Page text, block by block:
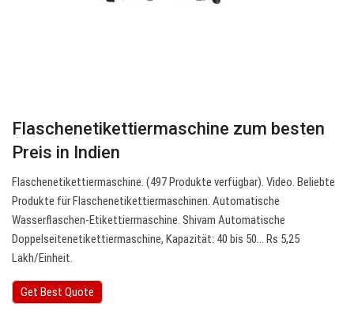
Flaschenetikettiermaschine zum besten
Preis in Indien
Flaschenetikettiermaschine. (497 Produkte verfügbar). Video. Beliebte
Produkte für Flaschenetikettiermaschinen. Automatische
Wasserflaschen-Etikettiermaschine. Shivam Automatische
Doppelseitenetikettiermaschine, Kapazität: 40 bis 50… Rs 5,25
Lakh/Einheit.
Get Best Quote